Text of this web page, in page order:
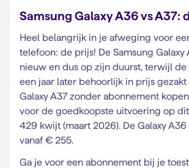
Samsung Galaxy A36 vs A37:
Heel belangrijk in je afweging voor
telefoon: de prijs! De Samsung Galaxy
nieuw en dus op zijn duurst, terwijl de
een jaar later behoorlijk in prijs gezakt
Galaxy A37 zonder abonnement
voor de goedkoopste uitvoering op
429 kwijt (maart 2026). De Galaxy
vanaf € 255.
Ga je voor een abonnement bij je